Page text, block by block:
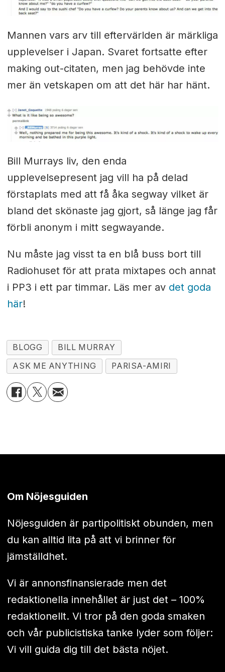
Mannen vars arv till eftervärlden är märkliga
upplevelser i Japan. Svaret fortsatte efter
making out-citaten, men jag behövde inte
mer än vetskapen om att det här har hänt.
Bill Murrays liv, den enda
upplevelsepresent jag vill ha på delad
förstaplats med att få åka segway vilket är
bland det skönaste jag gjort, så länge jag får
förbli anonym i mitt segwayande.
Nu måste jag visst ta en blå buss bort till
Radiohuset för att prata mixtapes och annat
i PP3 i ett par timmar. Läs mer av det goda
här!
BLOGG
BILL MURRAY
ASK ME ANYTHING
PARISA-AMIRI
Om Nöjesguiden
Nöjesguiden är partipolitiskt obunden, men
du kan alltid lita på att vi brinner för
jämställdhet.
Vi är annonsfinansierade men det
redaktionella innehållet är just det – 100%
redaktionellt. Vi tror på den goda smaken
och vår publicistiska tanke lyder som följer:
Vi vill guida dig till det bästa nöjet.